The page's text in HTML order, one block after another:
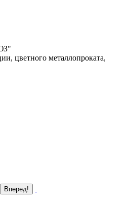
цветного металлопроката,